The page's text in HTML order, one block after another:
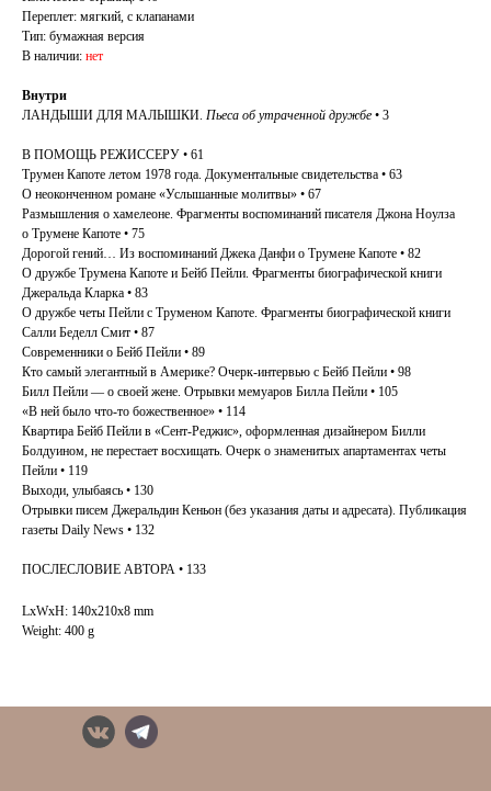
Переплет: мягкий, с клапанами
Тип: бумажная версия
В наличии: нет
Внутри
ЛАНДЫШИ ДЛЯ МАЛЫШКИ. Пьеса об утраченной дружбе • 3
В ПОМОЩЬ РЕЖИССЕРУ • 61
Трумен Капоте летом 1978 года. Документальные свидетельства • 63
О неоконченном романе «Услышанные молитвы» • 67
Размышления о хамелеоне. Фрагменты воспоминаний писателя Джона Ноулза
о Трумене Капоте • 75
Дорогой гений… Из воспоминаний Джека Данфи о Трумене Капоте • 82
О дружбе Трумена Капоте и Бейб Пейли. Фрагменты биографической книги
Джеральда Кларка • 83
О дружбе четы Пейли с Труменом Капоте. Фрагменты биографической книги
Салли Беделл Смит • 87
Современники о Бейб Пейли • 89
Кто самый элегантный в Америке? Очерк-интервью с Бейб Пейли • 98
Билл Пейли — о своей жене. Отрывки мемуаров Билла Пейли • 105
«В ней было что‑то божественное» • 114
Квартира Бейб Пейли в «Сент-Реджис», оформленная дизайнером Билли
Болдуином, не перестает восхищать. Очерк о знаменитых апартаментах четы
Пейли • 119
Выходи, улыбаясь • 130
Отрывки писем Джеральдин Кеньон (без указания даты и адресата). Публикация
газеты Daily News • 132
ПОСЛЕСЛОВИЕ АВТОРА • 133
LxWxH: 140x210x8 mm
Weight: 400 g